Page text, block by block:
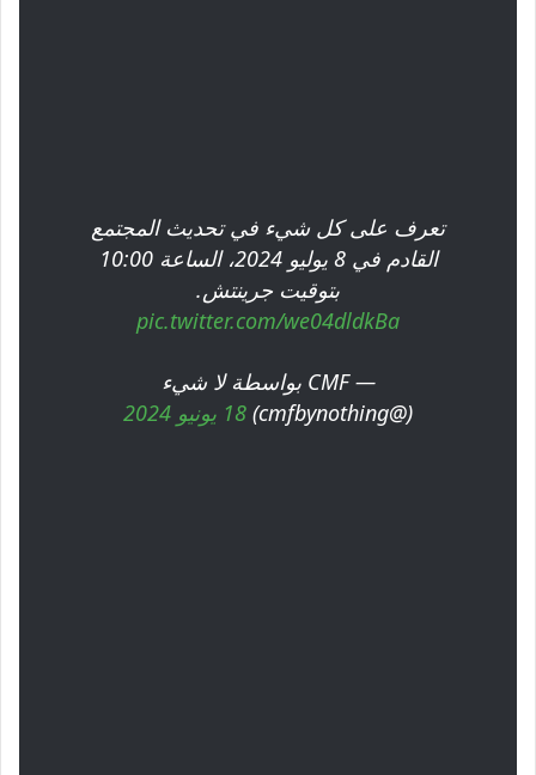
تعرف على كل شيء في تحديث المجتمع
القادم في 8 يوليو 2024، الساعة 10:00
بتوقيت جرينتش.
pic.twitter.com/we04dldkBa
— CMF بواسطة لا شيء
(@cmfbynothing)
18 يونيو 2024